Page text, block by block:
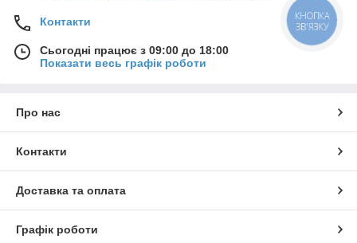
Контакти
Сьогодні працює з 09:00 до 18:00
Показати весь графік роботи
Про нас
Контакти
Доставка та оплата
Графік роботи
КНОПКА
ЗВ'ЯЗКУ